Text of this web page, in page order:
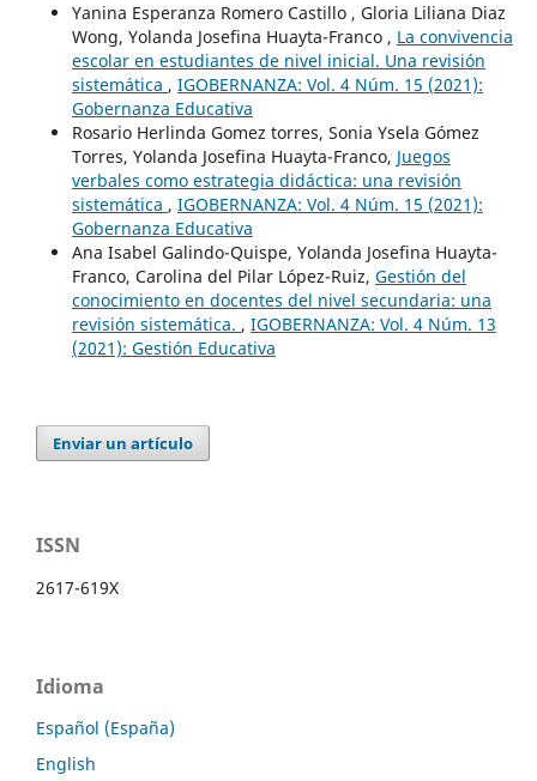
Yanina Esperanza Romero Castillo , Gloria Liliana Diaz
Wong, Yolanda Josefina Huayta-Franco , La convivencia
escolar en estudiantes de nivel inicial. Una revisión
sistemática , IGOBERNANZA: Vol. 4 Núm. 15 (2021):
Gobernanza Educativa
Rosario Herlinda Gomez torres, Sonia Ysela Gómez
Torres, Yolanda Josefina Huayta-Franco, Juegos
verbales como estrategia didáctica: una revisión
sistemática , IGOBERNANZA: Vol. 4 Núm. 15 (2021):
Gobernanza Educativa
Ana Isabel Galindo-Quispe, Yolanda Josefina Huayta-
Franco, Carolina del Pilar López-Ruiz, Gestión del
conocimiento en docentes del nivel secundaria: una
revisión sistemática. , IGOBERNANZA: Vol. 4 Núm. 13
(2021): Gestión Educativa
Enviar un artículo
ISSN
2617-619X
Idioma
Español (España)
English